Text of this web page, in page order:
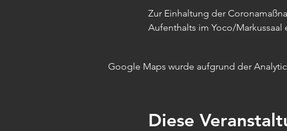
Zur Einhaltung der
Aufenthalts im Yoco/Markussaal
Google Maps wurde aufgrund der
Diese